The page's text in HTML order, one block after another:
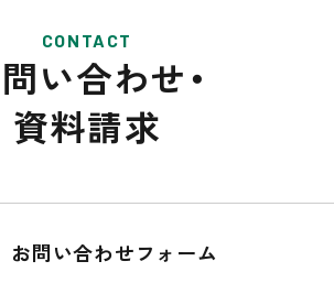
CONTACT
い合わせ・
資料請求
お問い合わせフォーム